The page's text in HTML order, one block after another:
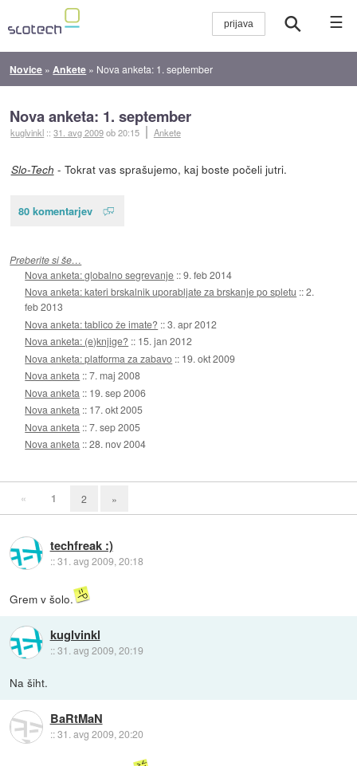
☰
Novice » Ankete » Nova anketa: 1. september
Nova anketa: 1. september
kuglvinkl ::31. avg 2009ob 20:15 Ankete
Slo-Tech - Tokrat vas sprašujemo, kaj boste počeli jutri.
80 komentarjev
Preberite si še…
Nova anketa: globalno segrevanje ::9. feb 2014
Nova anketa: kateri brskalnik uporabljate za brskanje po spletu ::2.
feb 2013
Nova anketa: tablico že imate? ::3. apr 2012
Nova anketa: (e)knjige? :: 15. jan 2012
Nova anketa: platforma za zabavo :: 19. okt 2009
Nova anketa ::7. maj 2008
Nova anketa :: 19. sep 2006
Nova anketa :: 17. okt 2005
Nova anketa ::7. sep 2005
Nova anketa ::28. nov 2004
« 1 2 »
techfreak :)
::31. avg 2009, 20:18
Grem v šolo.
kuglvinkl
::31. avg 2009, 20:19
Na šiht.
BaRtMaN
::31. avg 2009, 20:20